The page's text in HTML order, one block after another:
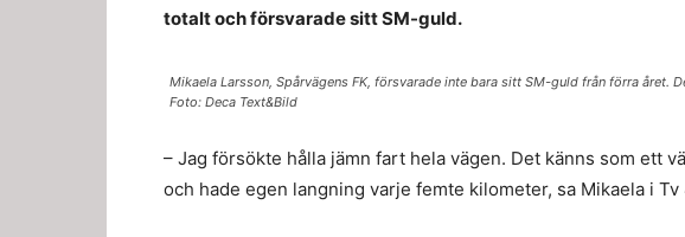
totalt och försvarade sitt SM-guld.
Mikaela Larsson, Spårvägens FK, försvarade inte bara sitt SM-guld från förra året.
Foto: Deca Text&Bild
– Jag försökte hålla jämn fart hela vägen. Det känns som ett
och hade egen langning varje femte kilometer, sa Mikaela i